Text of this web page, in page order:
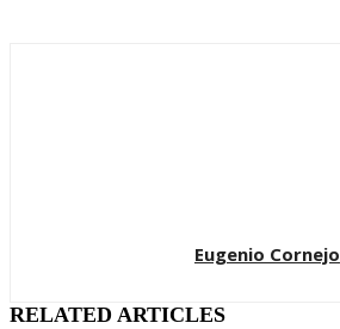
Eugenio Cornejo
RELATED ARTICLES